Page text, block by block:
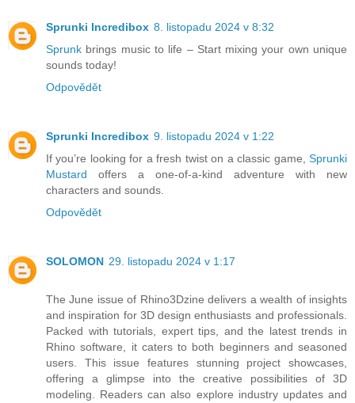
Sprunki Incredibox 8. listopadu 2024 v 8:32
Sprunk brings music to life – Start mixing your own unique
sounds today!
Odpovědět
Sprunki Incredibox 9. listopadu 2024 v 1:22
If you’re looking for a fresh twist on a classic game, Sprunki
Mustard offers a one-of-a-kind adventure with new
characters and sounds.
Odpovědět
SOLOMON 29. listopadu 2024 v 1:17
The June issue of Rhino3Dzine delivers a wealth of insights
and inspiration for 3D design enthusiasts and professionals.
Packed with tutorials, expert tips, and the latest trends in
Rhino software, it caters to both beginners and seasoned
users. This issue features stunning project showcases,
offering a glimpse into the creative possibilities of 3D
modeling. Readers can also explore industry updates and